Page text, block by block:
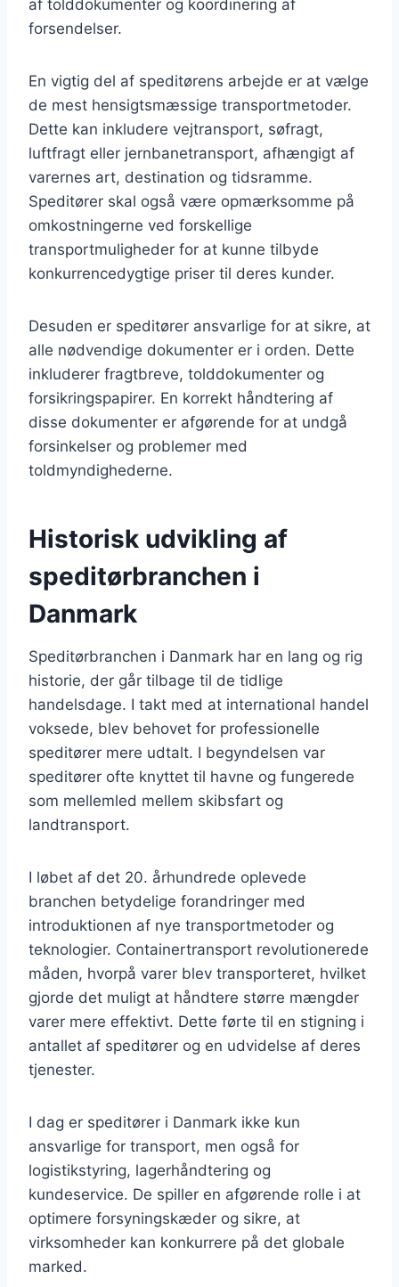
af tolddokumenter og koordinering af
forsendelser.
En vigtig del af speditørens arbejde er at vælge
de mest hensigtsmæssige transportmetoder.
Dette kan inkludere vejtransport, søfragt,
luftfragt eller jernbanetransport, afhængigt af
varernes art, destination og tidsramme.
Speditører skal også være opmærksomme på
omkostningerne ved forskellige
transportmuligheder for at kunne tilbyde
konkurrencedygtige priser til deres kunder.
Desuden er speditører ansvarlige for at sikre, at
alle nødvendige dokumenter er i orden. Dette
inkluderer fragtbreve, tolddokumenter og
forsikringspapirer. En korrekt håndtering af
disse dokumenter er afgørende for at undgå
forsinkelser og problemer med
toldmyndighederne.
Historisk udvikling af
speditørbranchen i
Danmark
Speditørbranchen i Danmark har en lang og rig
historie, der går tilbage til de tidlige
handelsdage. I takt med at international handel
voksede, blev behovet for professionelle
speditører mere udtalt. I begyndelsen var
speditører ofte knyttet til havne og fungerede
som mellemled mellem skibsfart og
landtransport.
I løbet af det 20. århundrede oplevede
branchen betydelige forandringer med
introduktionen af nye transportmetoder og
teknologier. Containertransport revolutionerede
måden, hvorpå varer blev transporteret, hvilket
gjorde det muligt at håndtere større mængder
varer mere effektivt. Dette førte til en stigning i
antallet af speditører og en udvidelse af deres
tjenester.
I dag er speditører i Danmark ikke kun
ansvarlige for transport, men også for
logistikstyring, lagerhåndtering og
kundeservice. De spiller en afgørende rolle i at
optimere forsyningskæder og sikre, at
virksomheder kan konkurrere på det globale
marked.